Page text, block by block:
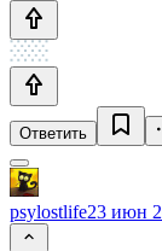
Ответить
psylostlife23 июн